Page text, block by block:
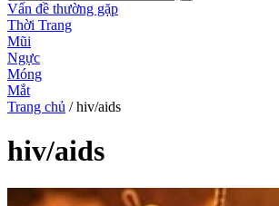
Vấn đề thường gặp
Thời Trang
Mũi
Ngực
Móng
Mắt
Trang chủ / hiv/aids
hiv/aids